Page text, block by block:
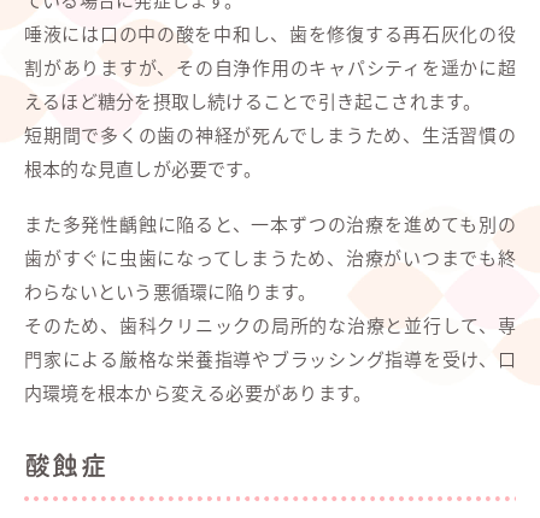
唾液には口の中の酸を中和し、歯を修復する再石灰化の役
割がありますが、その自浄作用のキャパシティを遥かに超
えるほど糖分を摂取し続けることで引き起こされます。
短期間で多くの歯の神経が死んでしまうため、生活習慣の
根本的な見直しが必要です。
また多発性齲蝕に陥ると、一本ずつの治療を進めても別の
歯がすぐに虫歯になってしまうため、治療がいつまでも終
わらないという悪循環に陥ります。
そのため、歯科クリニックの局所的な治療と並行して、専
門家による厳格な栄養指導やブラッシング指導を受け、口
内環境を根本から変える必要があります。
酸蝕症